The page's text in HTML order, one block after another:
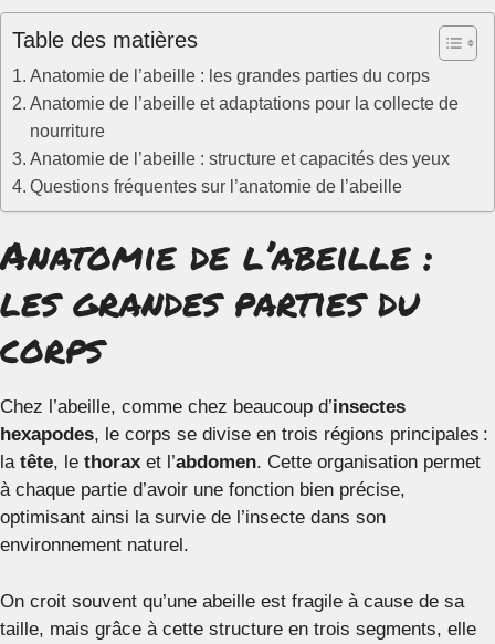
Table des matières
Anatomie de l’abeille : les grandes parties du corps
Anatomie de l’abeille et adaptations pour la collecte de
nourriture
Anatomie de l’abeille : structure et capacités des yeux
Questions fréquentes sur l’anatomie de l’abeille
Anatomie de l’abeille :
les grandes parties du
corps
Chez l’abeille, comme chez beaucoup d’insectes
hexapodes, le corps se divise en trois régions principales :
la tête, le thorax et l’abdomen. Cette organisation permet
à chaque partie d’avoir une fonction bien précise,
optimisant ainsi la survie de l’insecte dans son
environnement naturel.
On croit souvent qu’une abeille est fragile à cause de sa
taille, mais grâce à cette structure en trois segments, elle